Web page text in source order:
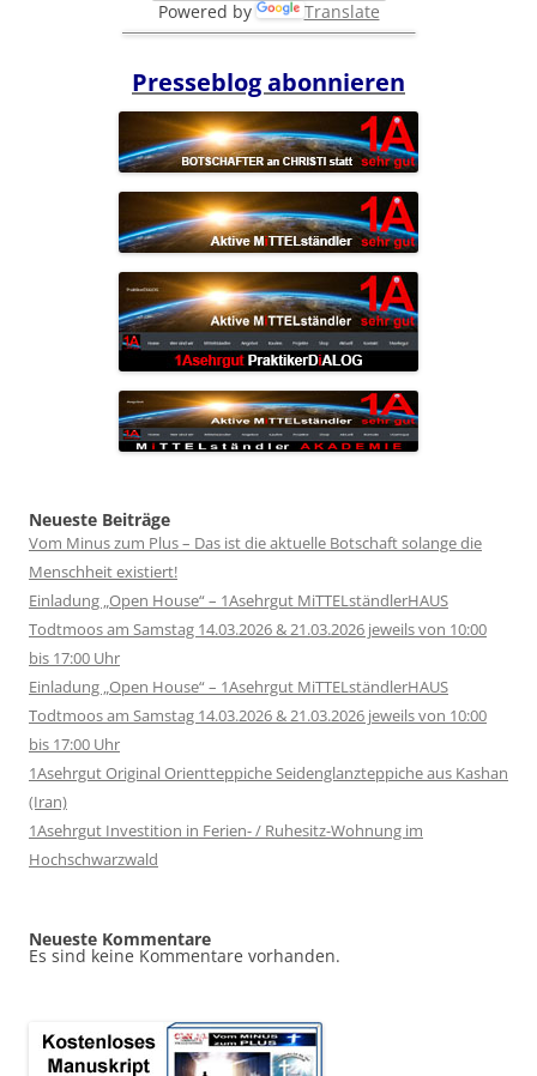
Powered by Translate
Presseblog abonnieren
Neueste Beiträge
Vom Minus zum Plus – Das ist die aktuelle Botschaft solange die
Menschheit existiert!
Einladung „Open House“ – 1Asehrgut MiTTELständlerHAUS
Todtmoos am Samstag 14.03.2026 & 21.03.2026 jeweils von 10:00
bis 17:00 Uhr
Einladung „Open House“ – 1Asehrgut MiTTELständlerHAUS
Todtmoos am Samstag 14.03.2026 & 21.03.2026 jeweils von 10:00
bis 17:00 Uhr
1Asehrgut Original Orientteppiche Seidenglanzteppiche aus Kashan
(Iran)
1Asehrgut Investition in Ferien- / Ruhesitz-Wohnung im
Hochschwarzwald
Neueste Kommentare
Es sind keine Kommentare vorhanden.